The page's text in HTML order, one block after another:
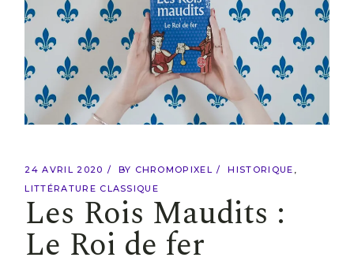
24 AVRIL 2020 BY CHROMOPIXEL
HISTORIQUE
LITTÉRATURE CLASSIQUE
Les Rois Maudits :
Le Roi de fer